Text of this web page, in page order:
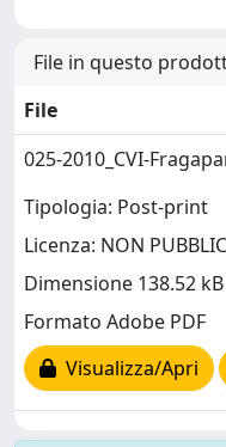
File in questo
File
025-2010_CVI-
Tipologia: Post-print
Licenza: NON
Dimensione 138.52 kB
Formato Adobe PDF
Visualizza/Apri